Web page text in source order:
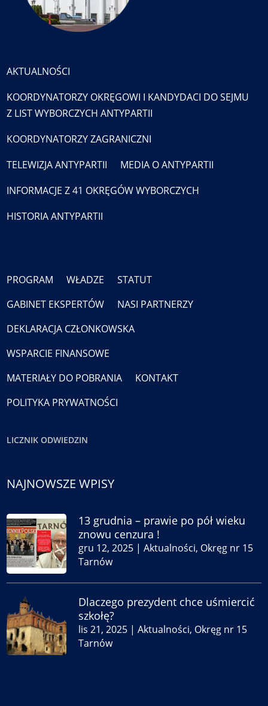
AKTUALNOŚCI
KOORDYNATORZY OKRĘGOWI I KANDYDACI DO SEJMU
Z LIST WYBORCZYCH ANTYPARTII
KOORDYNATORZY ZAGRANICZNI
TELEWIZJA ANTYPARTII
MEDIA O ANTYPARTII
INFORMACJE Z 41 OKRĘGÓW WYBORCZYCH
HISTORIA ANTYPARTII
PROGRAM WŁADZE
STATUT
GABINET EKSPERTÓW
NASI PARTNERZY
DEKLARACJA CZŁONKOWSKA
WSPARCIE FINANSOWE
MATERIAŁY DO POBRANIA
KONTAKT
POLITYKA PRYWATNOŚCI
LICZNIK ODWIEDZIN
NAJNOWSZE WPISY
13 grudnia – prawie po pół wieku
znowu cenzura !
gru 12, 2025 |Aktualności, Okręg nr 15
Tarnów
Dlaczego prezydent chce uśmiercić
szkołę?
lis 21, 2025 |Aktualności, Okręg nr 15
Tarnów